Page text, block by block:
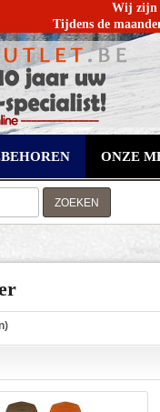
Wij zijn
Tijdens de
ONZE
ZOEKEN